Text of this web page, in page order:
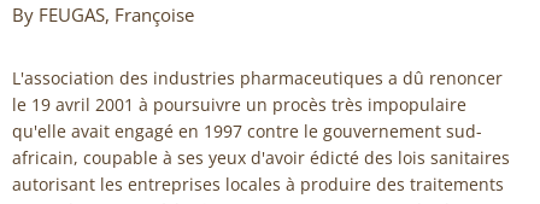
By FEUGAS, Françoise
L'association des industries pharmaceutiques a dû renoncer
le 19 avril 2001 à poursuivre un procès très impopulaire
qu'elle avait engagé en 1997 contre le gouvernement sud-
africain, coupable à ses yeux d'avoir édicté des lois sanitaires
autorisant les entreprises locales à produire des traitements